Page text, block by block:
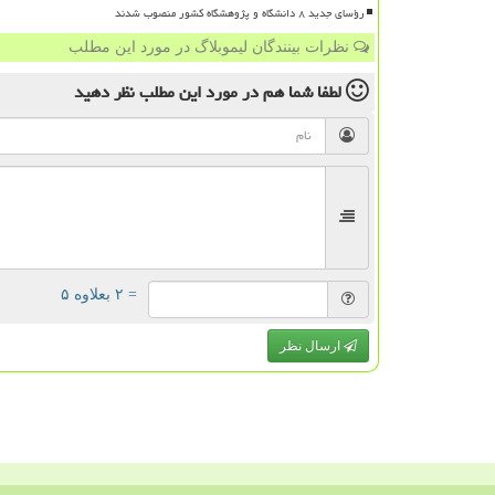
رؤسای جدید ۸ دانشگاه و پژوهشگاه کشور منصوب شدند
نظرات بینندگان لیموبلاگ در مورد این مطلب
لطفا شما همدر مورد این مطلبنظر دهید
= ۲ بعلاوه ۵
ارسال نظر